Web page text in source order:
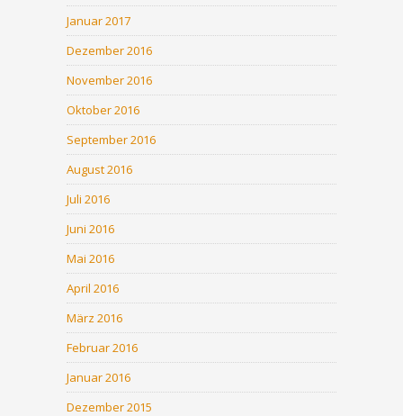
Januar 2017
Dezember 2016
November 2016
Oktober 2016
September 2016
August 2016
Juli 2016
Juni 2016
Mai 2016
April 2016
März 2016
Februar 2016
Januar 2016
Dezember 2015